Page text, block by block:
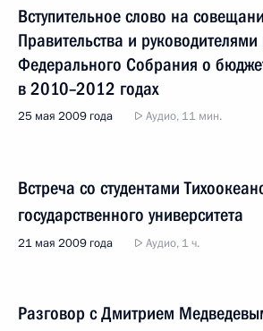
Вступительное слово на
Правительства и руководителями
Федерального Собрания о
в 2010–2012 годах
25 мая 2009 года Аудио, 11 мин.
Встреча со студентами
государственного университета
21 мая 2009 года Аудио, 1 ч.
Разговор с Дмитрием